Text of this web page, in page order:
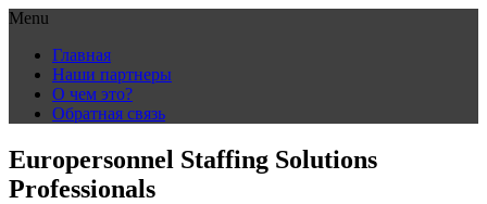
Menu
content
Главная
Наши партнеры
О чем это?
Обратная связь
Europersonnel Staffing Solutions
Professionals